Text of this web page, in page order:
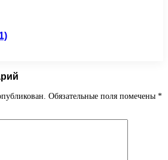
Обязательные поля помечены *